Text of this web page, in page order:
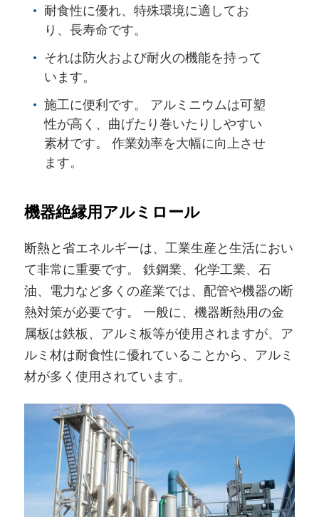
耐食性に優れ、特殊環境に適してお
り、長寿命です。
それは防火および耐火の機能を持って
います。
施工に便利です。 アルミニウムは可塑
性が高く、曲げたり巻いたりしやすい
素材です。 作業効率を大幅に向上させ
ます。
機器絶縁用アルミロール
断熱と省エネルギーは、工業生産と生活におい
て非常に重要です。 鉄鋼業、化学工業、石
油、電力など多くの産業では、配管や機器の断
熱対策が必要です。 一般に、機器断熱用の金
属板は鉄板、アルミ板等が使用されますが、ア
ルミ材は耐食性に優れていることから、アルミ
材が多く使用されています。